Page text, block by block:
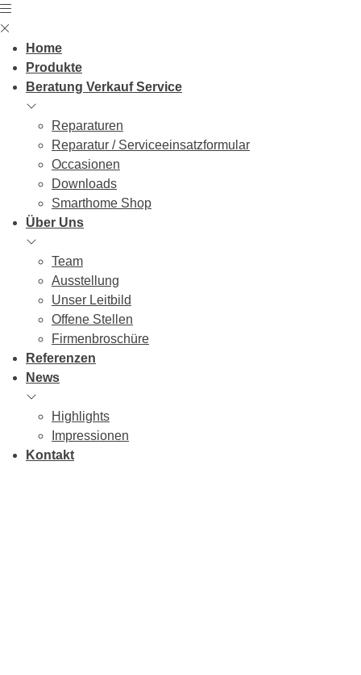
Skip
to
contentHome
Produkte
Beratung Verkauf Service
Reparaturen
Reparatur / Serviceeinsatzformular
Occasionen
Downloads
Smarthome Shop
Über Uns
Team
Ausstellung
Unser Leitbild
Offene Stellen
Firmenbroschüre
Referenzen
News
Highlights
Impressionen
Kontakt